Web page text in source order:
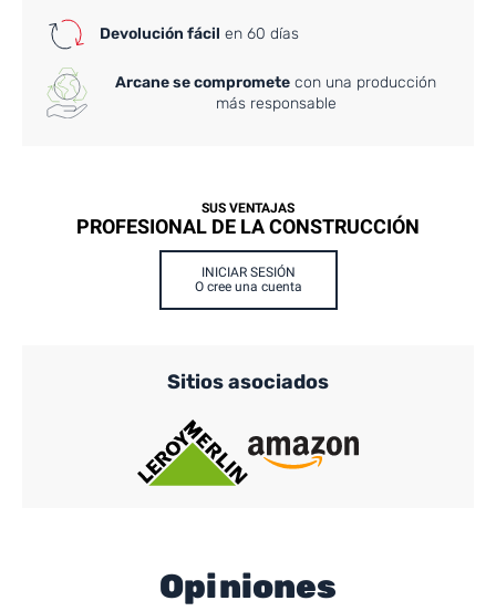
Devolución fácil en 60 días
Arcane se compromete con una producción
más responsable
SUS VENTAJAS
PROFESIONAL DE LA CONSTRUCCIÓN
INICIAR SESIÓN
O cree una cuenta
Sitios asociados
Opiniones